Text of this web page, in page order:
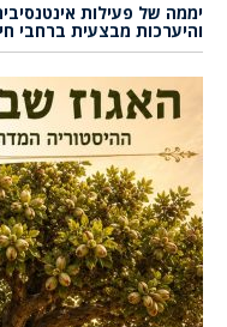
יממה של פעילות
והיערכות מבצעית ברחבי